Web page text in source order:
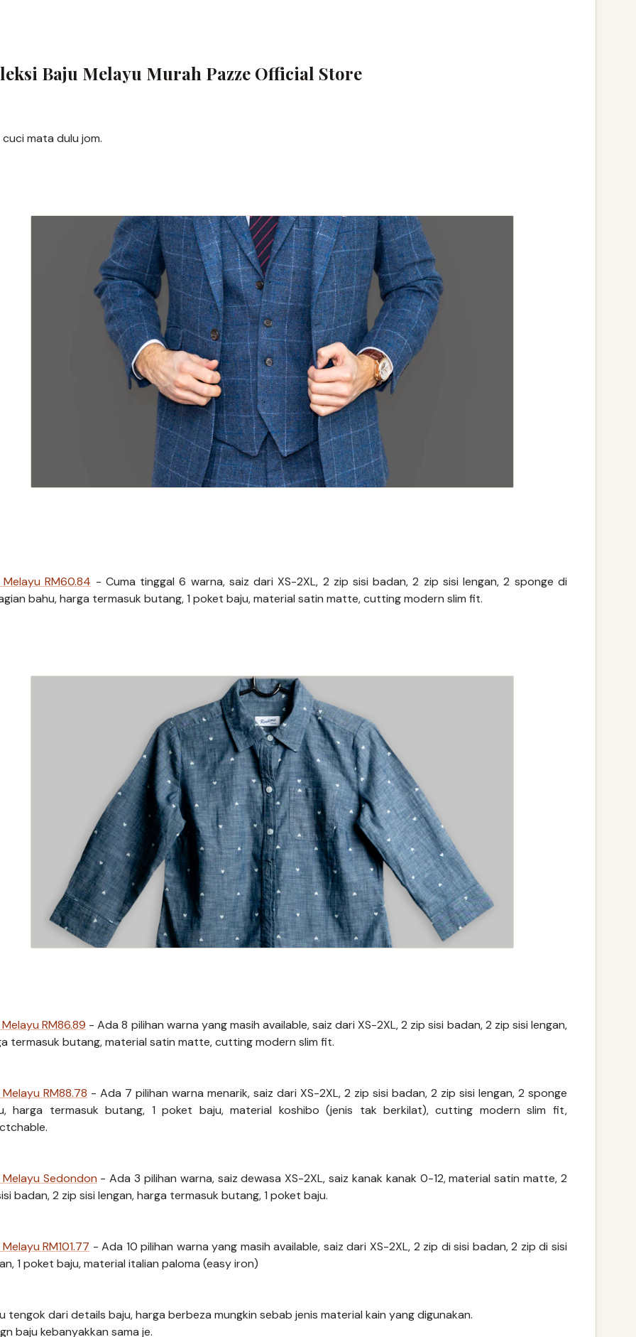
Baju Melayu Murah Pazze Official Store
mata dulu jom.
Melayu RM60.84 - Cuma tinggal 6 warna, saiz dari XS-2XL, 2 zip sisi badan, 2 zip sisi lengan, 2 sponge di
bahu, harga termasuk butang, 1 poket baju, material satin matte, cutting modern slim fit.
RM86.89 - Ada 8 pilihan warna yang masih available, saiz dari XS-2XL, 2 zip sisi badan, 2 zip sisi lengan,
termasuk butang, material satin matte, cutting modern slim fit.
Melayu RM88.78 - Ada 7 pilihan warna menarik, saiz dari XS-2XL, 2 zip sisi badan, 2 zip sisi lengan, 2 sponge
harga termasuk butang, 1 poket baju, material koshibo (jenis tak berkilat), cutting modern slim fit,
Melayu Sedondon - Ada 3 pilihan warna, saiz dewasa XS-2XL, saiz kanak kanak 0-12, material satin matte, 2
badan, 2 zip sisi lengan, harga termasuk butang, 1 poket baju.
RM101.77 - Ada 10 pilihan warna yang masih available, saiz dari XS-2XL, 2 zip di sisi badan, 2 zip di sisi
1 poket baju, material italian paloma (easy iron)
tengok dari details baju, harga berbeza mungkin sebab jenis material kain yang digunakan.
baju kebanyakkan sama je.